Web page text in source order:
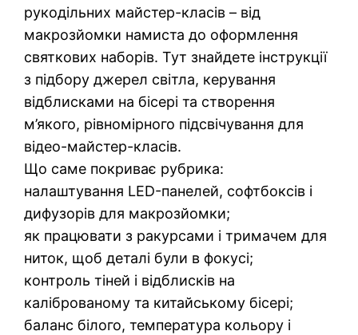
рукодільних майстер-класів – від
макрозйомки намиста до оформлення
святкових наборів. Тут знайдете інструкції
з підбору джерел світла, керування
відблисками на бісері та створення
м’якого, рівномірного підсвічування для
відео-майстер-класів.
Що саме покриває рубрика:
налаштування LED-панелей, софтбоксів і
дифузорів для макрозйомки;
як працювати з ракурсами і тримачем для
ниток, щоб деталі були в фокусі;
контроль тіней і відблисків на
каліброваному та китайському бісері;
баланс білого, температура кольору і